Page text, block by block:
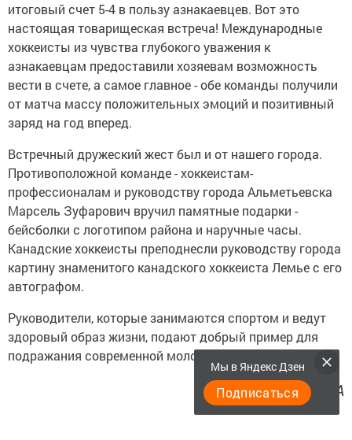
итоговый счет 5-4 в пользу азнакаевцев. Вот это
настоящая товарищеская встреча! Международные
хоккеисты из чувства глубокого уважения к
азнакаевцам предоставили хозяевам возможность
вести в счете, а самое главное - обе команды получили
от матча массу положительных эмоций и позитивный
заряд на год вперед.
Встречный дружеский жест был и от нашего города.
Противоположной команде - хоккеистам-
профессионалам и руководству города Альметьевска
Марсель Зуфарович вручил памятные подарки -
бейсболки с логотипом района и наручные часы.
Канадские хоккеисты преподнесли руководству города
картину знаменитого канадского хоккеиста Лемье с его
автографом.
Руководители, которые занимаются спортом и ведут
здоровый образ жизни, подают добрый пример для
подражания современной молодежи.
Гузель ТИМБАКОВА
Мы в Яндекс Дзен
Подписаться